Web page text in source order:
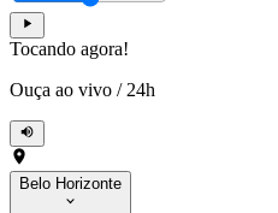
Tocando agora!
Ouça ao vivo / 24h
Belo Horizonte